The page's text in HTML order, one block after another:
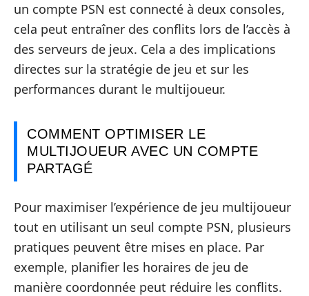
un compte PSN est connecté à deux consoles,
cela peut entraîner des conflits lors de l’accès à
des serveurs de jeux. Cela a des implications
directes sur la stratégie de jeu et sur les
performances durant le multijoueur.
COMMENT OPTIMISER LE
MULTIJOUEUR AVEC UN COMPTE
PARTAGÉ
Pour maximiser l’expérience de jeu multijoueur
tout en utilisant un seul compte PSN, plusieurs
pratiques peuvent être mises en place. Par
exemple, planifier les horaires de jeu de
manière coordonnée peut réduire les conflits.